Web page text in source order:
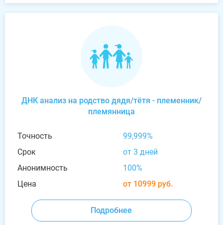
ДНК анализ на родство дядя/тётя - племенник/
племянница
Точность
99,999%
Срок
от 3 дней
Анонимность
100%
Цена
от 10999 руб.
Подробнее